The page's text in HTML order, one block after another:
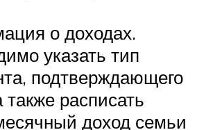
о доходах.
указать тип
подтверждающего
также расписать
доход семьи